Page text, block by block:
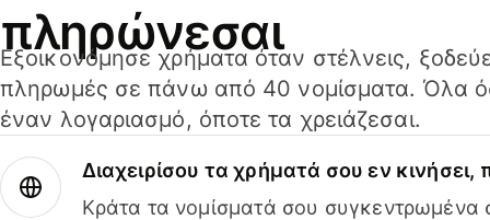
πληρώνεσαι
Εξοικονόμησε χρήματα όταν στέλνεις,
πληρωμές σε πάνω από 40 νομίσματα. Όλα
έναν λογαριασμό, όποτε τα χρειάζεσαι.
Διαχειρίσου τα χρήματά σου εν
Κράτα τα νομίσματά σου συγκεντρωμένα